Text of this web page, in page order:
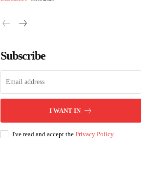
Subscribe
I WANT IN
I've read and accept the Privacy Policy.